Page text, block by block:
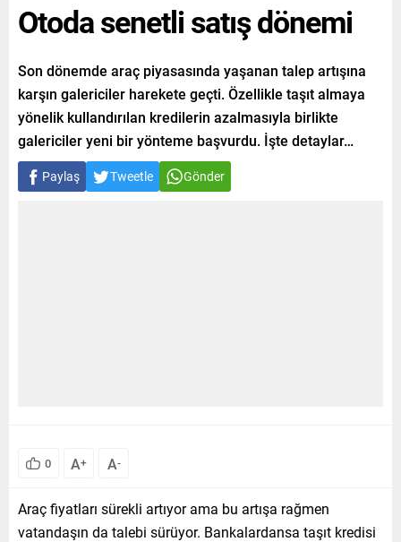
Otoda senetli satış dönemi
Son dönemde araç piyasasında yaşanan talep artışına
karşın galericiler harekete geçti. Özellikle taşıt almaya
yönelik kullandırılan kredilerin azalmasıyla birlikte
galericiler yeni bir yönteme başvurdu. İşte detaylar…
Paylaş Tweetle Gönder
0 A+ A-
Araç fiyatları sürekli artıyor ama bu artışa rağmen
vatandaşın da talebi sürüyor. Bankalardansa taşıt kredisi